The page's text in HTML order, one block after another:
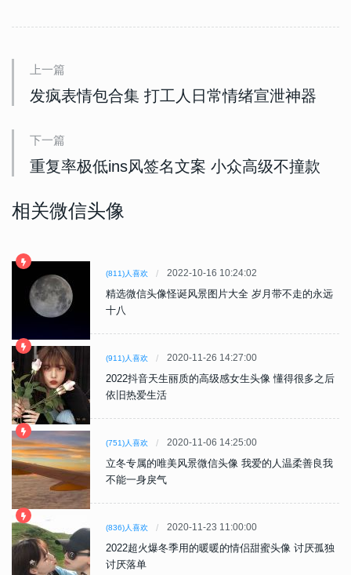
上一篇
发疯表情包合集 打工人日常情绪宣泄神器
下一篇
重复率极低ins风签名文案 小众高级不撞款
相关微信头像
(811)人喜欢 2022-10-16 10:24:02
精选微信头像怪诞风景图片大全 岁月带不走的永远
十八
(911)人喜欢 2020-11-26 14:27:00
2022抖音天生丽质的高级感女生头像 懂得很多之后
依旧热爱生活
(751)人喜欢 2020-11-06 14:25:00
立冬专属的唯美风景微信头像 我爱的人温柔善良我
不能一身戾气
(836)人喜欢 2020-11-23 11:00:00
2022超火爆冬季用的暖暖的情侣甜蜜头像 讨厌孤独
讨厌落单